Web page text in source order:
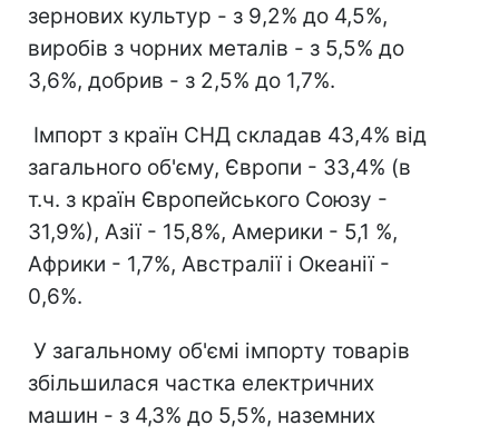
зернових культур - з 9,2% до 4,5%,
виробів з чорних металів - з 5,5% до
3,6%, добрив - з 2,5% до 1,7%.
Імпорт з країн СНД складав 43,4% від
загального об'єму, Європи - 33,4% (в
т.ч. з країн Європейського Союзу -
31,9%), Азії - 15,8%, Америки - 5,1 %,
Африки - 1,7%, Австралії і Океанії -
0,6%.
У загальному об'ємі імпорту товарів
збільшилася частка електричних
машин - з 4,3% до 5,5%, наземних